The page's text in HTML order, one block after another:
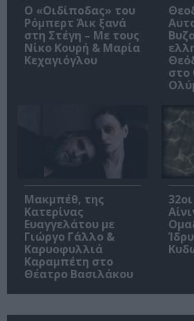
O «Οιδίποδας» του
Ρόμπερτ Άικ ξανά
στη Στέγη – Με τους
Νίκο Κουρή & Μαρία
Κεχαγιόγλου
στο
Μακμπέθ, της
Κατερίνας
Ευαγγελάτου με
Γιώργο Γάλλο &
Καρυοφυλλιά
Καραμπέτη στο
Θέατρο Βασιλάκου